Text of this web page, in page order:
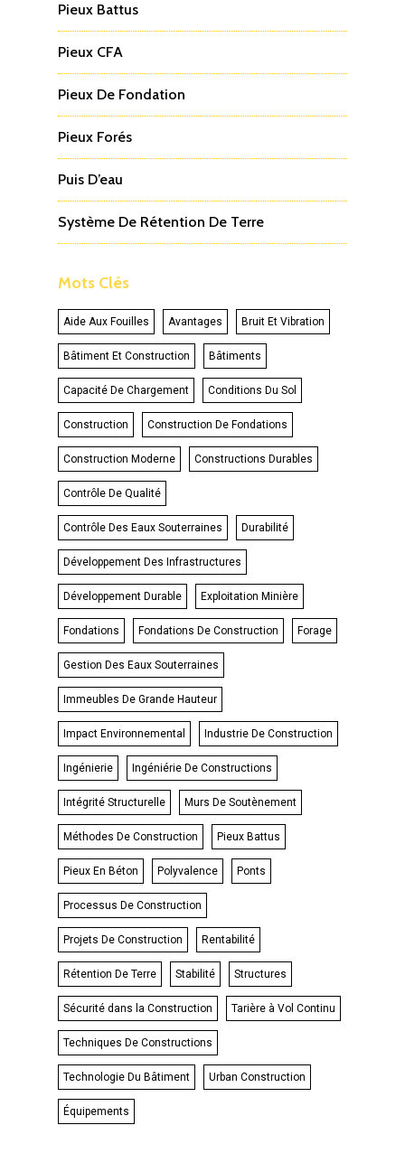
Pieux Battus
Pieux CFA
Pieux De Fondation
Pieux Forés
Puis D’eau
Système De Rétention De Terre
Mots Clés
Aide Aux Fouilles Avantages Bruit Et Vibration
Bâtiment Et Construction Bâtiments
Capacité De Chargement Conditions Du Sol
Construction Construction De Fondations
Construction Moderne Constructions Durables
Contrôle De Qualité
Contrôle Des Eaux Souterraines Durabilité
Développement Des Infrastructures
Développement Durable Exploitation Minière
Fondations Fondations De Construction Forage
Gestion Des Eaux Souterraines
Immeubles De Grande Hauteur
Impact Environnemental Industrie De Construction
Ingénierie Ingéniérie De Constructions
Intégrité Structurelle Murs De Soutènement
Méthodes De Construction Pieux Battus
Pieux En Béton Polyvalence Ponts
Processus De Construction
Projets De Construction Rentabilité
Rétention De Terre Stabilité Structures
Sécurité dans la Construction Tarière à Vol Continu
Techniques De Constructions
Technologie Du Bâtiment Urban Construction
Équipements